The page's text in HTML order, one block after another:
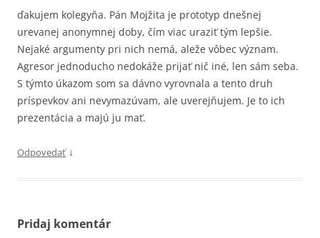
ďakujem kolegyňa. Pán Mojžita je prototyp dnešnej
urevanej anonymnej doby, čím viac uraziť tým lepšie.
Nejaké argumenty pri nich nemá, aleže vôbec význam.
Agresor jednoducho nedokáže prijať nič iné, len sám seba.
S týmto úkazom som sa dávno vyrovnala a tento druh
príspevkov ani nevymazúvam, ale uverejňujem. Je to ich
prezentácia a majú ju mať.
Odpovedať ↓
Pridaj komentár